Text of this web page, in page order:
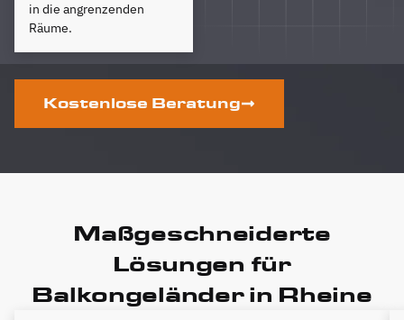
in die angrenzenden
Räume.
Kostenlose Beratung
Maßgeschneiderte
Lösungen für
Balkongeländer in Rheine